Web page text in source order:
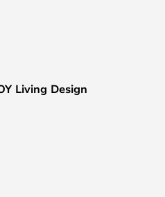
Living Design